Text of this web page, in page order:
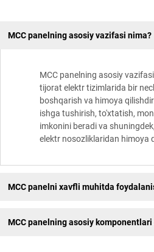
MCC panelning asosiy vazifasi nima?
MCC panelning asosiy
tijorat elektr tizimlarida bir
boshqarish va himoya
ishga tushirish, to'xtatish,
imkonini beradi va
elektr nosozliklaridan himoya
MCC panelni xavfli muhitda
MCC panelning asosiy komponentlari